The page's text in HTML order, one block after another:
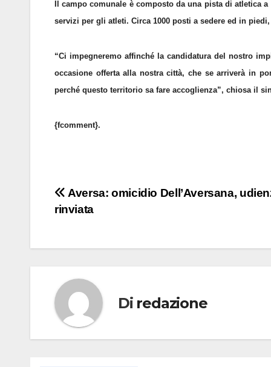
Il campo comunale è composto da una pista di
servizi per gli atleti. Circa 1000 posti a sedere ed in
“Ci impegneremo affinché la candidatura del nostro
occasione offerta alla nostra città, che se arriverà in
perché questo territorio sa fare accoglienza”, chiosa il
{fcomment}.
Navigazione
Aversa: omicidio Dell’Aversana,
rinviata
Di redazione